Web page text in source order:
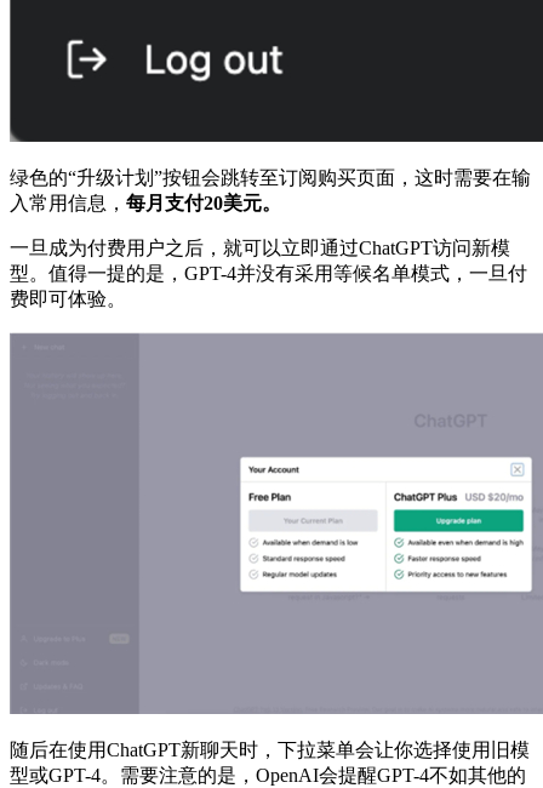
绿色的“升级计划”按钮会跳转至订阅购买页面，这时需要在输
入常用信息， 每月支付20美元。
一旦成为付费用户之后，就可以立即通过ChatGPT访问新模
型。值得一提的是，GPT-4并没有采用等候名单模式，一旦付
费即可体验。
随后在使用ChatGPT新聊天时，下拉菜单会让你选择使用旧模
型或GPT-4。需要注意的是，OpenAI会提醒GPT-4不如其他的